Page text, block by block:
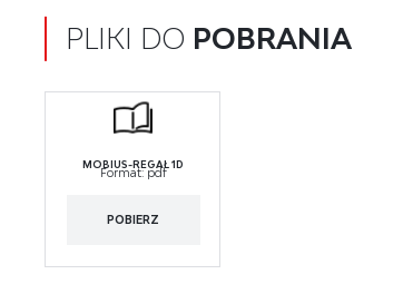
PLIKI DO POBRANIA
MOBIUS-REGAŁ 1D
Format:pdf
POBIERZ